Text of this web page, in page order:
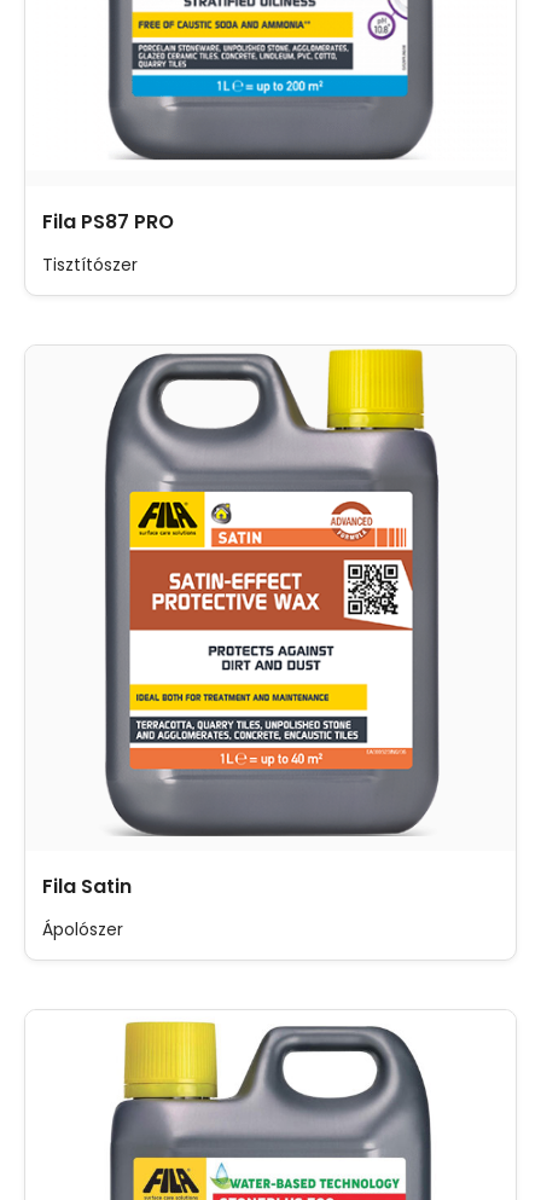
Fila PS87 PRO
Tisztítószer
Fila Satin
Ápolószer